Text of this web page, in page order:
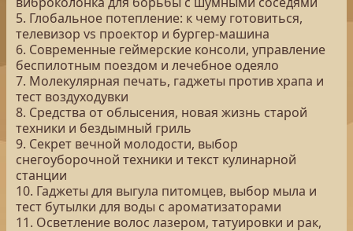
5. Глобальное потепление: к чему готовиться,
телевизор vs проектор и бургер-машина
6. Современные геймерские консоли, управление
беспилотным поездом и лечебное одеяло
7. Молекулярная печать, гаджеты против храпа и
тест воздуходувки
8. Средства от облысения, новая жизнь старой
техники и бездымный гриль
9. Секрет вечной молодости, выбор
снегоуборочной техники и текст кулинарной
станции
10. Гаджеты для выгула питомцев, выбор мыла и
тест бутылки для воды с ароматизаторами
11. Осветление волос лазером, татуировки и рак,